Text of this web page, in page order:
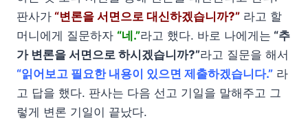
판사가 “변론을 서면으로 대신하겠습니까?” 라고 할
머니에게 질문하자 “네.”라고 했다. 바로 나에게는 “추
가 변론을 서면으로 하시겠습니까?”라고 질문을 해서
“읽어보고 필요한 내용이 있으면 제출하겠습니다.” 라
고 답을 했다. 판사는 다음 선고 기일을 말해주고 그
렇게 변론 기일이 끝났다.